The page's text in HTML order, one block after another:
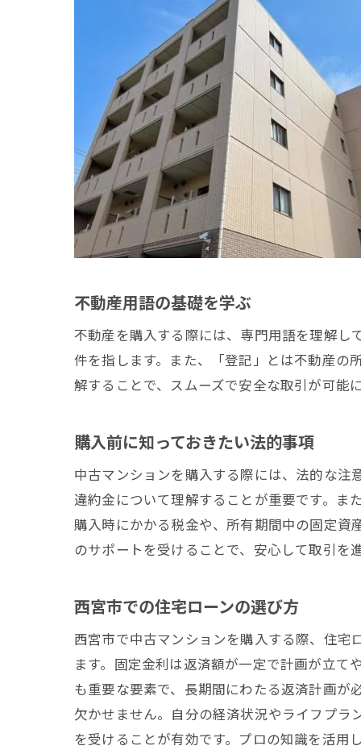
不
不動産用語の基礎を学ぶ
不動産を購入する際には、専門用語を理解し
件を指します。また、「登記」とは不動産の
解することで、スムーズで安全な取引が可能
購入前に知っておきたい法的事項
中古マンションを購入する際には、法的な注
違約金について理解することが重要です。ま
購入時にかかる税金や、所有期間中の固定資
のサポートを受けることで、安心して取引を
西宮市での住宅ローンの選び方
西宮市で中古マンションを購入する際、住宅
ます。固定金利は返済額が一定で計画が立
も重要な要素で、長期間にわたる返済計画が
欠かせません。自分の経済状況やライフプ
を受けることが有効です。プロの知識を活用